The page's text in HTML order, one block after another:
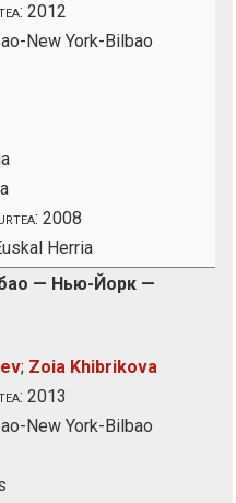
2012
New York-Bilbao
2008
Herria
— Нью-Йорк —
; Zoia Khibrikova
2013
New York-Bilbao